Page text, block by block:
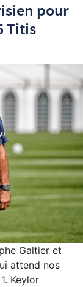
pour
Titis
Galtier et
attend nos
Keylor